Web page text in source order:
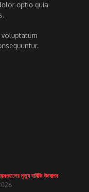
optio quia
voluptatum
মৃত্যু বার্ষিকি উদযাপন